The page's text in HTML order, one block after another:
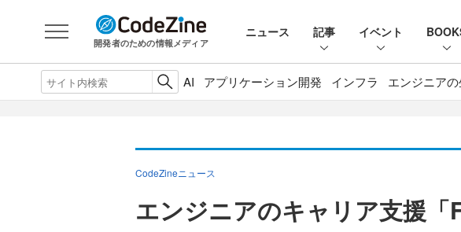
開発者のための情報メディア
ニュース 記事 イベント
AI アプリケーション開発 インフラ エンジニア
CodeZineニュース
エンジニアのキャリア支援「